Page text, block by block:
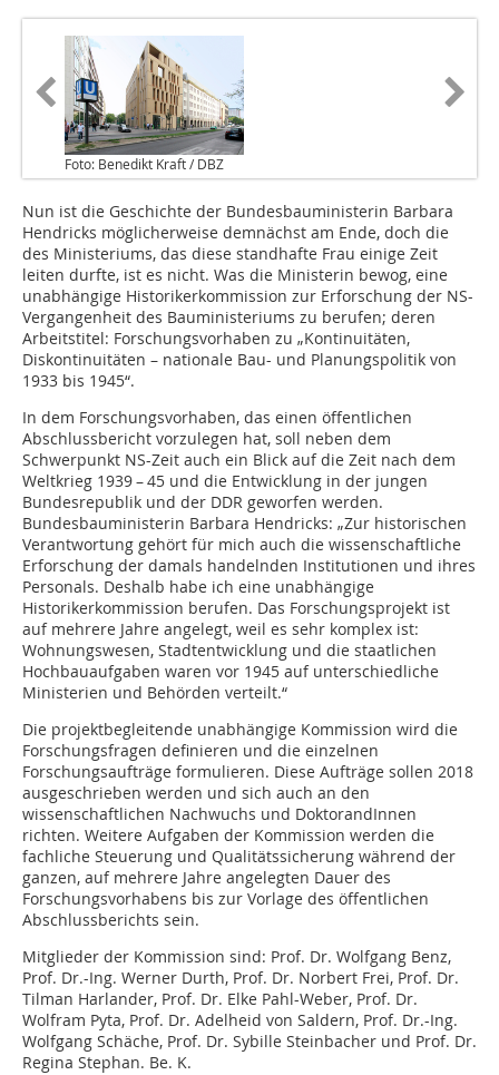
Foto: Benedikt Kraft / DBZ
Nun ist die Geschichte der Bundesbauministerin Barbara
Hendricks möglicherweise demnächst am Ende, doch die
des Ministeriums, das diese standhafte Frau einige Zeit
leiten durfte, ist es nicht. Was die Ministerin bewog, eine
unabhängige Historikerkommission zur Erforschung der NS-
Vergangenheit des Bauministeriums zu berufen; deren
Arbeitstitel: Forschungsvorhaben zu „Kontinuitäten,
Diskontinuitäten – nationale Bau- und Planungspolitik von
1933 bis 1945“.
In dem Forschungsvorhaben, das einen öffentlichen
Abschlussbericht vorzulegen hat, soll neben dem
Schwerpunkt NS-Zeit auch ein Blick auf die Zeit nach dem
Weltkrieg 1939 – 45 und die Entwicklung in der jungen
Bundesrepublik und der DDR geworfen werden.
Bundesbauministerin Barbara Hendricks: „Zur historischen
Verantwortung gehört für mich auch die wissenschaftliche
Erforschung der damals handelnden Institutionen und ihres
Personals. Deshalb habe ich eine unabhängige
Historikerkommission berufen. Das Forschungsprojekt ist
auf mehrere Jahre angelegt, weil es sehr komplex ist:
Wohnungswesen, Stadtentwicklung und die staatlichen
Hochbauaufgaben waren vor 1945 auf unterschiedliche
Ministerien und Behörden verteilt.“
Die projektbegleitende unabhängige Kommission wird die
Forschungsfragen definieren und die einzelnen
Forschungsaufträge formulieren. Diese Aufträge sollen 2018
ausgeschrieben werden und sich auch an den
wissenschaftlichen Nachwuchs und DoktorandInnen
richten. Weitere Aufgaben der Kommission werden die
fachliche Steuerung und Qualitätssicherung während der
ganzen, auf mehrere Jahre angelegten Dauer des
Forschungsvorhabens bis zur Vorlage des öffentlichen
Abschlussberichts sein.
Mitglieder der Kommission sind: Prof. Dr. Wolfgang Benz,
Prof. Dr.-Ing. Werner Durth, Prof. Dr. Norbert Frei, Prof. Dr.
Tilman Harlander, Prof. Dr. Elke Pahl-Weber, Prof. Dr.
Wolfram Pyta, Prof. Dr. Adelheid von Saldern, Prof. Dr.-Ing.
Wolfgang Schäche, Prof. Dr. Sybille Steinbacher und Prof. Dr.
Regina Stephan. Be. K.